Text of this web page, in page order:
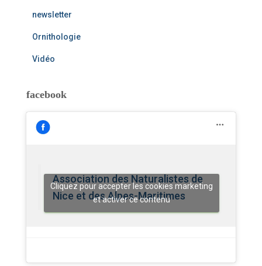
newsletter
Ornithologie
Vidéo
facebook
Association des Naturalistes de
Nice et des Alpes-Maritimes
Cliquez pour accepter les cookies marketing
et activer ce contenu